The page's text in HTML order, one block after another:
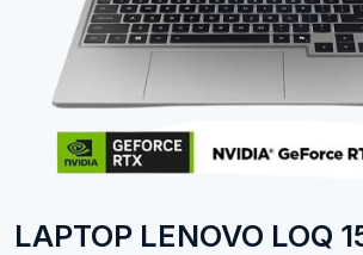
LAPTOP LENOVO LOQ